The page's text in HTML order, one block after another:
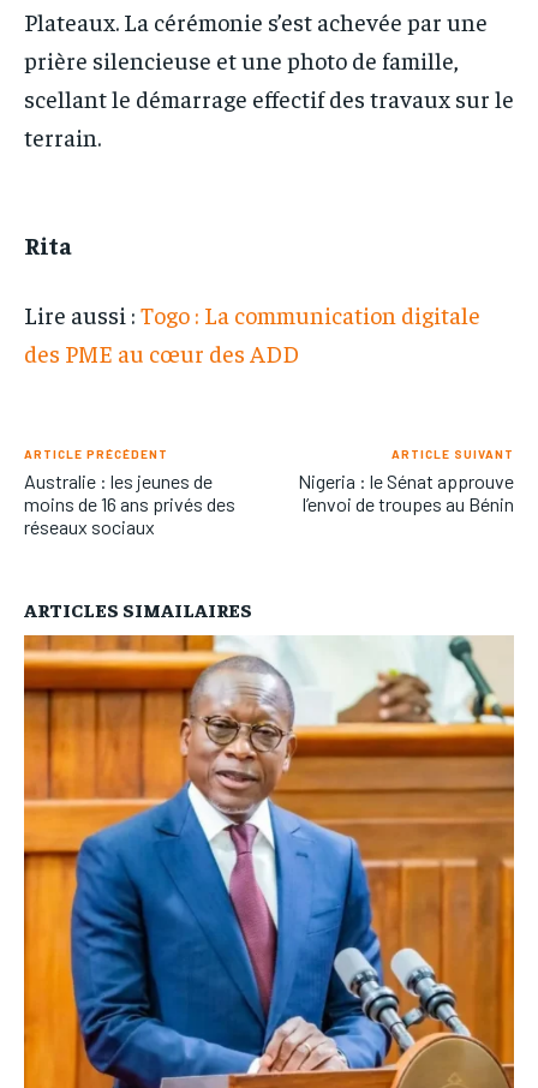
Plateaux. La cérémonie s’est achevée par une
prière silencieuse et une photo de famille,
scellant le démarrage effectif des travaux sur le
terrain.
Rita
Lire aussi : Togo : La communication digitale
des PME au cœur des ADD
ARTICLE PRÉCÉDENT
Australie : les jeunes de
moins de 16 ans privés des
réseaux sociaux
ARTICLE SUIVANT
Nigeria : le Sénat approuve
l’envoi de troupes au Bénin
ARTICLES SIMAILAIRES